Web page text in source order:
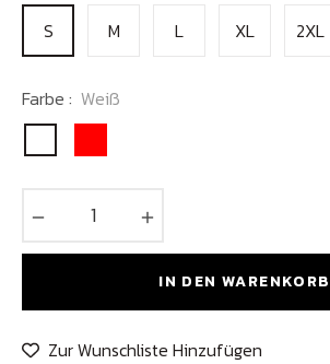
S
M L XL 2XL
Farbe : Weiß
IN DEN WARENKORB
Zur Wunschliste Hinzufügen